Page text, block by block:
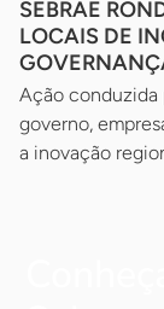
SEBRAE
LOCAIS DE
Ação conduzida
governo,
a inovação